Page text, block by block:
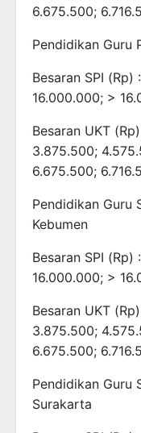
6.675.500;
Pendidikan Guru
Besaran SPI
16.000.000; >
Besaran UKT
3.875.500;
6.675.500;
Pendidikan Guru
Kebumen
Besaran SPI
16.000.000; >
Besaran UKT
3.875.500;
6.675.500;
Pendidikan Guru
Surakarta